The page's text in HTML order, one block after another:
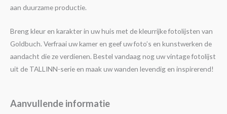
aan duurzame productie.
Breng kleur en karakter in uw huis met de kleurrijke fotolijsten van
Goldbuch. Verfraai uw kamer en geef uw foto’s en kunstwerken de
aandacht die ze verdienen. Bestel vandaag nog uw vintage fotolijst
uit de TALLINN-serie en maak uw wanden levendig en inspirerend!
Aanvullende informatie